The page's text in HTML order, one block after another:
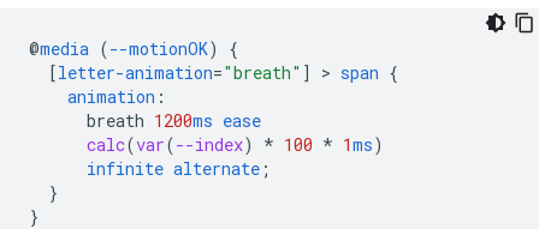
@media (--motionOK)
{
[letter-animation="breath" ] > span {
animation :
breath 1200ms ease
calc(var(--index) * 100 * 1ms)
infinite alternate ;
}
}